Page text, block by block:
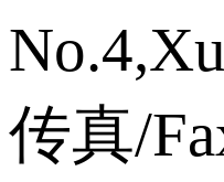
传真/